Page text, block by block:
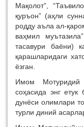
Мақолот”,
қуръон” (аҳли
родду аъла ал-
ваҳмил
тасавури баёни)
қарашларидаги
ёзган.
Имом
соҳасида энг
дунёси олимлари
турли диний